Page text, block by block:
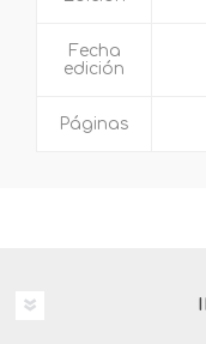
Fecha
edición
Páginas